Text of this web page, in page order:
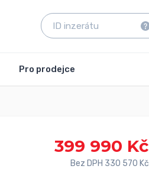
Pro prodejce
399 990 Kč
Bez DPH 330 570 Kč